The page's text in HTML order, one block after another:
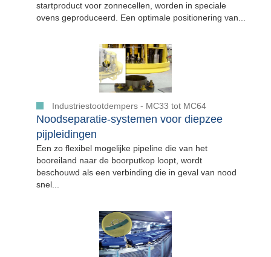
startproduct voor zonnecellen, worden in speciale
ovens geproduceerd. Een optimale positionering van...
Industriestootdempers - MC33 tot MC64
Noodseparatie-systemen voor diepzee
pijpleidingen
Een zo flexibel mogelijke pipeline die van het
booreiland naar de boorputkop loopt, wordt
beschouwd als een verbinding die in geval van nood
snel...